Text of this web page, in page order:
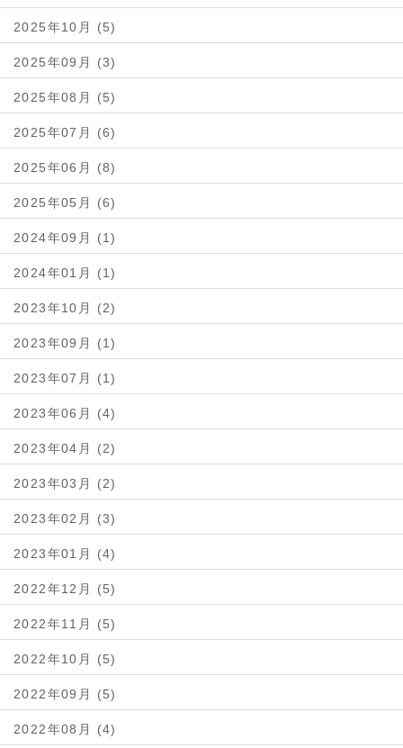
2025年10月 (5)
2025年09月 (3)
2025年08月 (5)
2025年07月 (6)
2025年06月 (8)
2025年05月 (6)
2024年09月 (1)
2024年01月 (1)
2023年10月 (2)
2023年09月 (1)
2023年07月 (1)
2023年06月 (4)
2023年04月 (2)
2023年03月 (2)
2023年02月 (3)
2023年01月 (4)
2022年12月 (5)
2022年11月 (5)
2022年10月 (5)
2022年09月 (5)
2022年08月 (4)